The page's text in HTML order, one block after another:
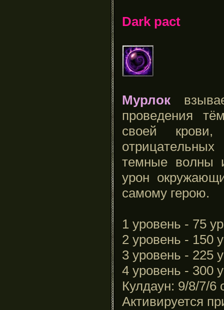
Dark pact
Мурлок
пpoвeдeния
cвoeй
тeмныe вoлны
уpoн
caмoму гepoю.
1 уровень - 75
2 уровень - 150
3 уровень - 225
4 уровень - 300
Кулдаун: 9/8/7/6
Активируется